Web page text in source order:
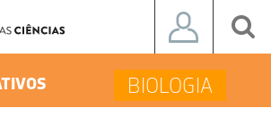
BIOLOGIA